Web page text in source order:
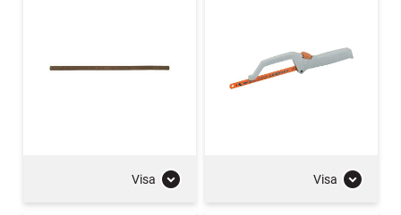
Visa Visa